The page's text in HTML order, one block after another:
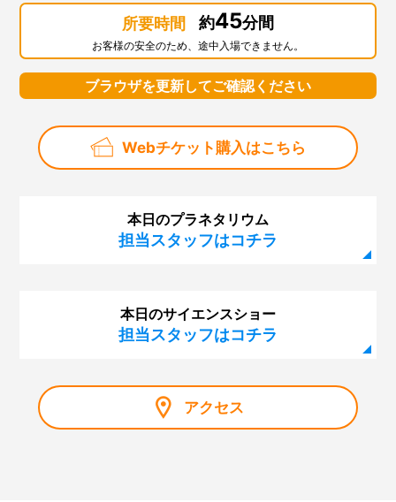
所要時間 約45分間
お客様の安全のため、途中入場できません。
ブラウザを更新してご確認ください
Webチケット購入はこちら
本日のプラネタリウム
担当スタッフはコチラ
本日のサイエンスショー
担当スタッフはコチラ
アクセス